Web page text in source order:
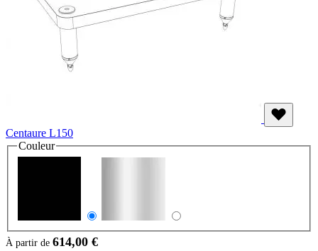
Centaure L150
Couleur
À partir de 614,00 €